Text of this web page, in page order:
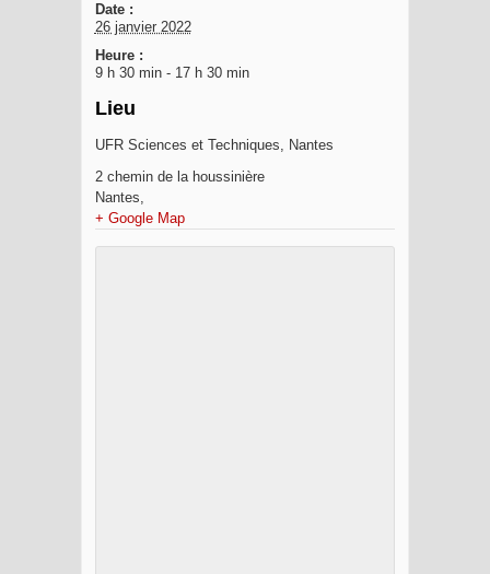
Date :
26 janvier 2022
Heure :
9 h 30 min - 17 h 30 min
Lieu
UFR Sciences et Techniques, Nantes
2 chemin de la houssinière
Nantes,
+ Google Map